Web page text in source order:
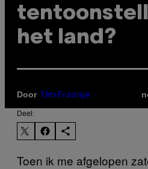
het land?
Door Tim Fraanje
Deel:
Toen ik me afgelopen